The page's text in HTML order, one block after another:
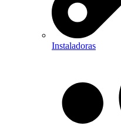
Instaladoras